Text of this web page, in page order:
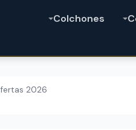
Colchones
2026